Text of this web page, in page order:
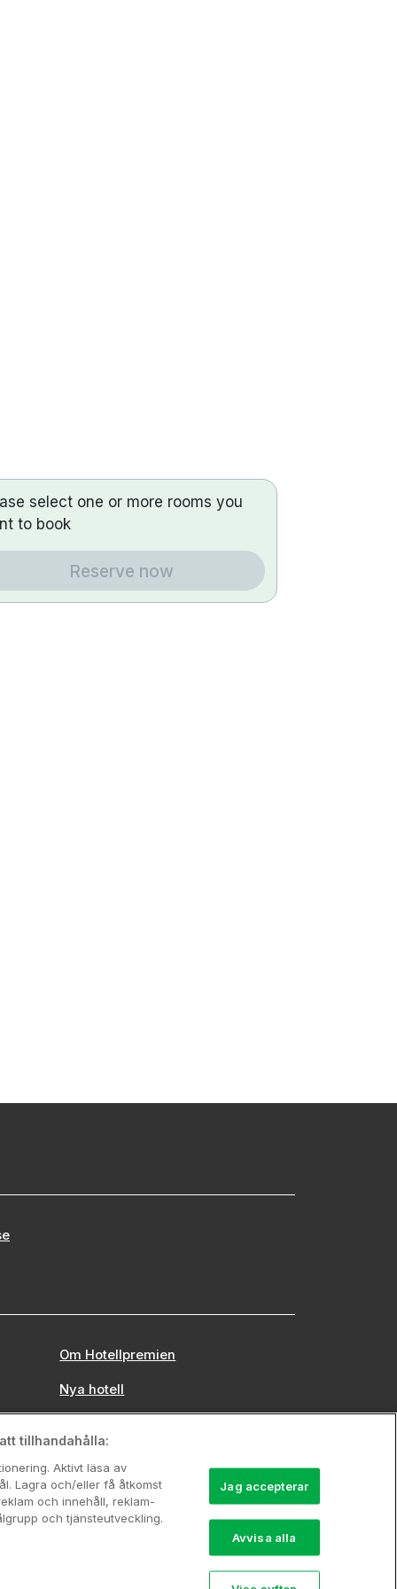
select one or more rooms you
to book
Reserve now
Om Hotellpremien
Nya hotell
tillhandahålla:
Aktivt läsa av
Lagra och/eller få åtkomst
och innehåll, reklam-
och tjänsteutveckling.
Jag accepterar
Avvisa alla